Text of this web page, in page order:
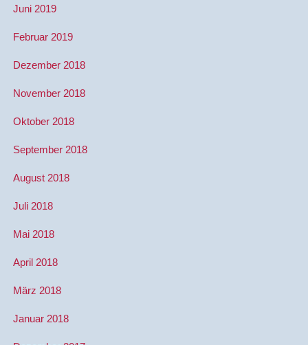
Juni 2019
Februar 2019
Dezember 2018
November 2018
Oktober 2018
September 2018
August 2018
Juli 2018
Mai 2018
April 2018
März 2018
Januar 2018